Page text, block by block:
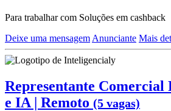
Para trabalhar com Soluções em cashback
Deixe uma mensagem Anunciante Mais
Representante Comercial
e IA | Remoto (5 vagas)